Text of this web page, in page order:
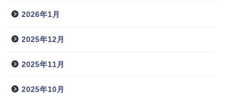
2026年1月
2025年12月
2025年11月
2025年10月